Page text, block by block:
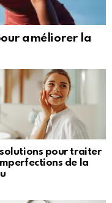
améliorer la
solutions pour traiter
de la